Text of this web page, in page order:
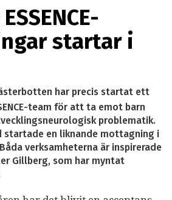
startar i
har precis startat ett
team för att ta emot barn
problematik.
startade en liknande mottagning i
verksamheterna är inspirerade
Gillberg, som har myntat